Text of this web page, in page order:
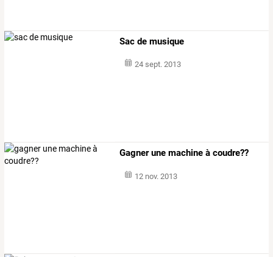
Sac de musique
24 sept. 2013
Gagner une machine à coudre??
12 nov. 2013